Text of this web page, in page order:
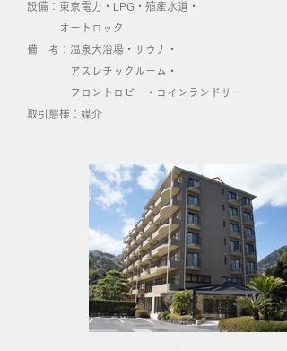
設備：東京電力・LPG・殖産水道・
オートロック​
備 考：温泉大浴場・サウナ・
アスレチックルーム・
フロントロビー・コインランドリー
取引態様：媒介